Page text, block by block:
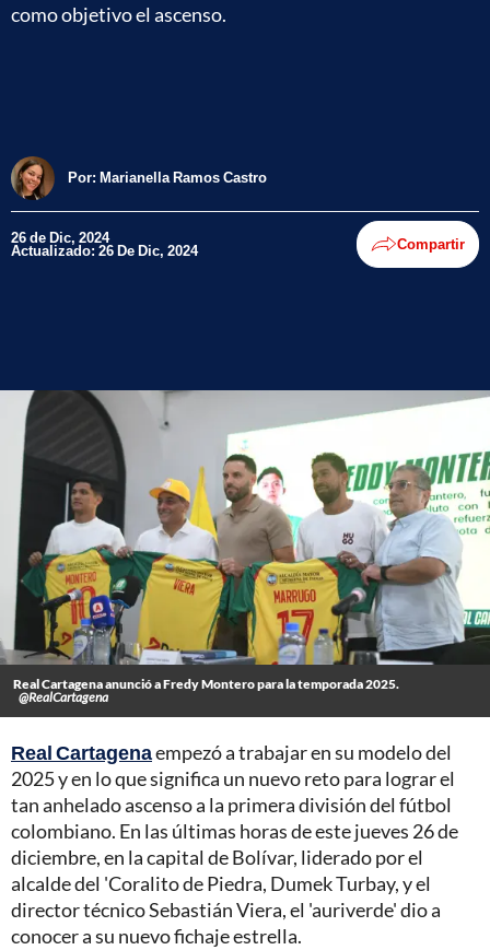
como objetivo el ascenso.
Por: Marianella Ramos Castro
26 de Dic, 2024
Actualizado: 26 De Dic, 2024 Compartir
Real Cartagena anunció a Fredy Montero para la temporada 2025.
@RealCartagena
Real Cartagenaempezó a trabajar en su modelo del
2025 y en lo que significa un nuevo reto para lograr el
tan anhelado ascenso a la primera división del fútbol
colombiano. En las últimas horas de este jueves 26 de
diciembre, en la capital de Bolívar, liderado por el
alcalde del 'Coralito de Piedra, Dumek Turbay, y el
director técnico Sebastián Viera, el 'auriverde' dio a
conocer a su nuevo fichaje estrella.